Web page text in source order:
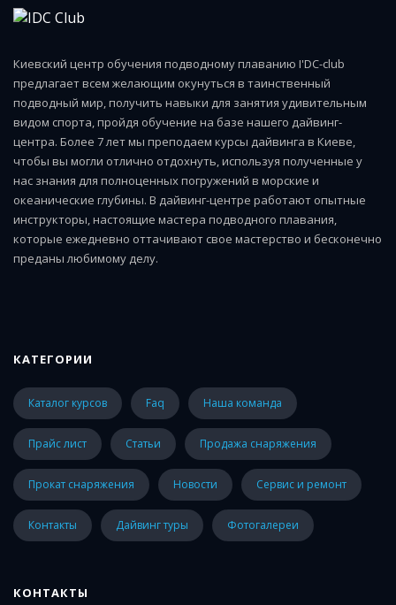
Киевский центр обучения подводному плаванию I'DC-club
предлагает всем желающим окунуться в таинственный
подводный мир, получить навыки для занятия удивительным
видом спорта, пройдя обучение на базе нашего дайвинг-
центра. Более 7 лет мы преподаем курсы дайвинга в Киеве,
чтобы вы могли отлично отдохнуть, используя полученные у
нас знания для полноценных погружений в морские и
океанические глубины. В дайвинг-центре работают опытные
инструкторы, настоящие мастера подводного плавания,
которые ежедневно оттачивают свое мастерство и бесконечно
преданы любимому делу.
КАТЕГОРИИ
каталог курсов faq наша команда
прайс лист статьи Продажа снаряжения
Прокат снаряжения Новости Сервис и ремонт
Контакты Дайвинг туры Фотогалереи
КОНТАКТЫ